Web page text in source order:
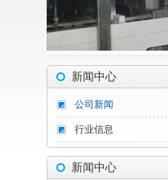
新闻中心
公司新闻
行业信息
新闻中心